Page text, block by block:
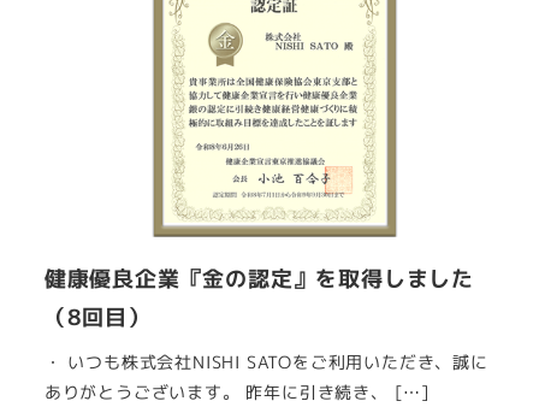
健康優良企業『金の認定』を取得しました
（8回目）
・ いつも株式会社NISHI SATOをご利用いただき、誠に
ありがとうございます。 昨年に引き続き、 […]